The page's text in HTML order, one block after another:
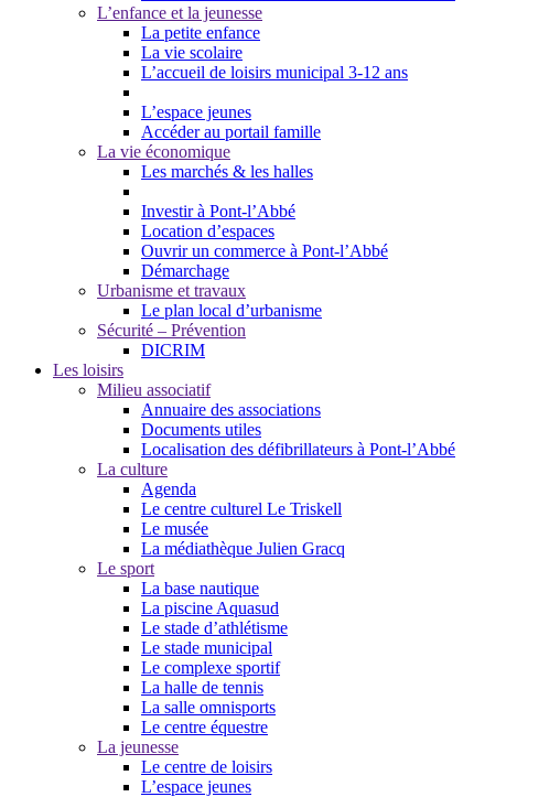
L’enfance et la jeunesse
La petite enfance
La vie scolaire
L’accueil de loisirs municipal 3-12 ans
L’espace jeunes
Accéder au portail famille
La vie économique
Les marchés & les halles
Investir à Pont-l’Abbé
Location d’espaces
Ouvrir un commerce à Pont-l’Abbé
Démarchage
Urbanisme et travaux
Le plan local d’urbanisme
Sécurité – Prévention
DICRIM
Les loisirs
Milieu associatif
Annuaire des associations
Documents utiles
Localisation des défibrillateurs à Pont-l’Abbé
La culture
Agenda
Le centre culturel Le Triskell
Le musée
La médiathèque Julien Gracq
Le sport
La base nautique
La piscine Aquasud
Le stade d’athlétisme
Le stade municipal
Le complexe sportif
La halle de tennis
La salle omnisports
Le centre équestre
La jeunesse
Le centre de loisirs
L’espace jeunes